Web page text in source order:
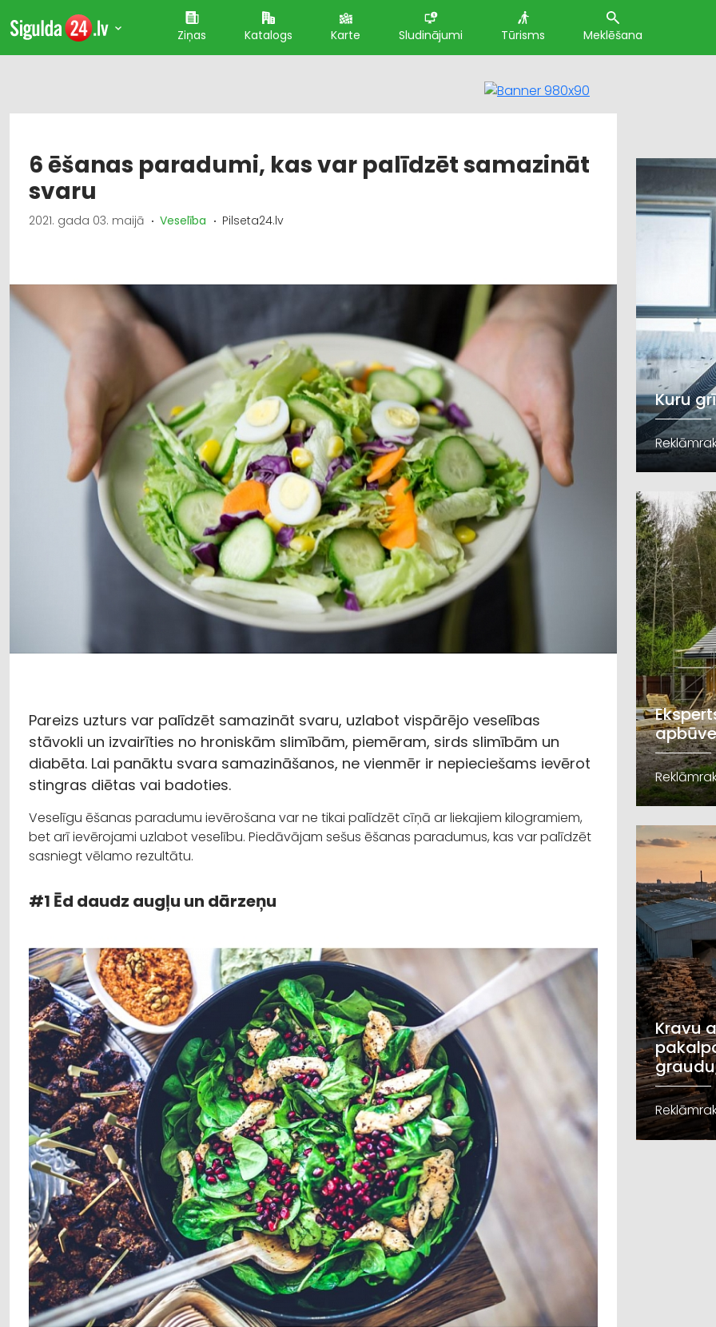
Ziņas Katalogs Karte Sludinājumi Tūrisms Meklēšana
6 ēšanas paradumi, kas var palīdzēt samazināt
svaru
2021. gada 03. maijā Veselība Pilseta24.lv
Pareizs uzturs var palīdzēt samazināt svaru, uzlabot vispārējo veselības
stāvokli un izvairīties no hroniskām slimībām, piemēram, sirds slimībām un
diabēta. Lai panāktu svara samazināšanos, ne vienmēr ir nepieciešams ievērot
stingras diētas vai badoties.
Veselīgu ēšanas paradumu ievērošana var ne tikai palīdzēt cīņā ar liekajiem kilogramiem,
bet arī ievērojami uzlabot veselību. Piedāvājam sešus ēšanas paradumus, kas var palīdzēt
sasniegt vēlamo rezultātu.
#1 Ēd daudz augļu un dārzeņu
Kuru
Kravu